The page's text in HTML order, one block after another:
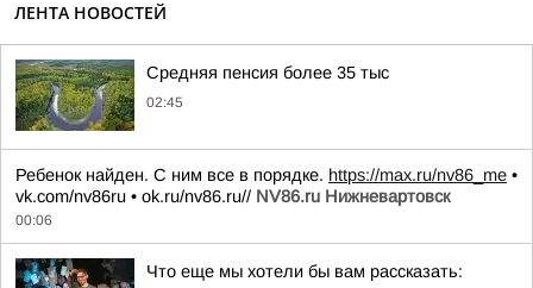
ЛЕНТА НОВОСТЕЙ
Средняя пенсия более 35 тыс
02:45
Ребенок найден. С ним все в порядке. https://max.ru/nv86_me •
vk.com/nv86ru • ok.ru/nv86.ru// NV86.ru Нижневартовск
00:06
Что еще мы хотели бы вам рассказать: